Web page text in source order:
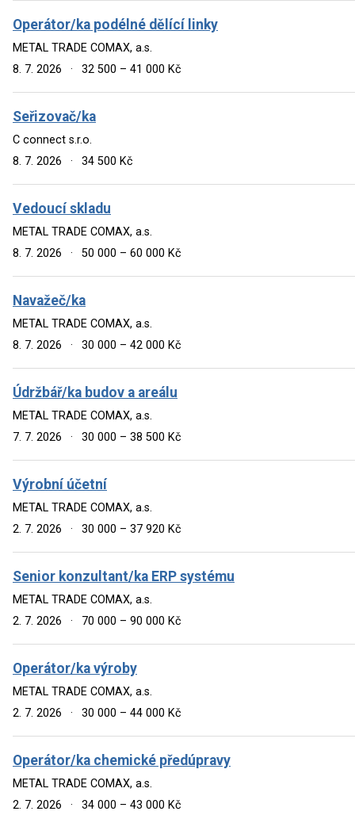
Operátor/ka podélné dělící linky
METAL TRADE COMAX, a.s.
8. 7. 2026
· 32 500 – 41 000 Kč
Seřizovač/ka
C connect s.r.o.
8. 7. 2026
· 34 500 Kč
Vedoucí skladu
METAL TRADE COMAX, a.s.
8. 7. 2026
· 50 000 – 60 000 Kč
Navažeč/ka
METAL TRADE COMAX, a.s.
8. 7. 2026
· 30 000 – 42 000 Kč
Údržbář/ka budov a areálu
METAL TRADE COMAX, a.s.
7. 7. 2026
· 30 000 – 38 500 Kč
Výrobní účetní
METAL TRADE COMAX, a.s.
2. 7. 2026
· 30 000 – 37 920 Kč
Senior konzultant/ka ERP systému
METAL TRADE COMAX, a.s.
2. 7. 2026
· 70 000 – 90 000 Kč
Operátor/ka výroby
METAL TRADE COMAX, a.s.
2. 7. 2026
· 30 000 – 44 000 Kč
Operátor/ka chemické předúpravy
METAL TRADE COMAX, a.s.
2. 7. 2026
· 34 000 – 43 000 Kč